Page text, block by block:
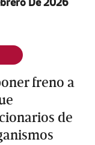
De 2026
freno a
de